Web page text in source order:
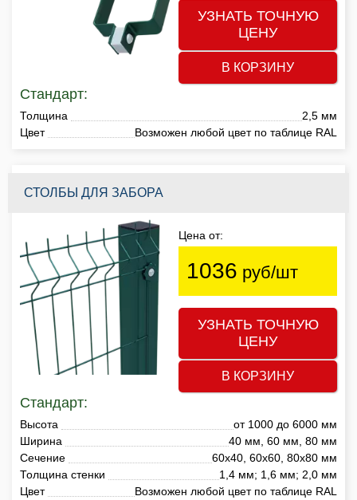
УЗНАТЬ ТОЧНУЮ
ЦЕНУ
В КОРЗИНУ
Стандарт:
Толщина
2,5 мм
Цвет
Возможен любой цвет по таблице RAL
СТОЛБЫ ДЛЯ ЗАБОРА
Цена от:
1036 руб/шт
УЗНАТЬ ТОЧНУЮ
ЦЕНУ
В КОРЗИНУ
Стандарт:
Высота
от 1000 до 6000 мм
Ширина
40 мм, 60 мм, 80 мм
Сечение
60х40, 60х60, 80х80 мм
Толщина стенки
1,4 мм; 1,6 мм; 2,0 мм
Цвет
Возможен любой цвет по таблице RAL